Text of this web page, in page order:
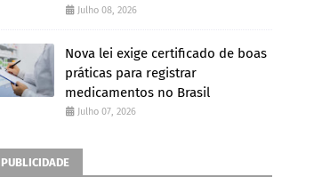
Julho 08, 2026
Nova lei exige certificado de boas
práticas para registrar
medicamentos no Brasil
Julho 07, 2026
PUBLICIDADE